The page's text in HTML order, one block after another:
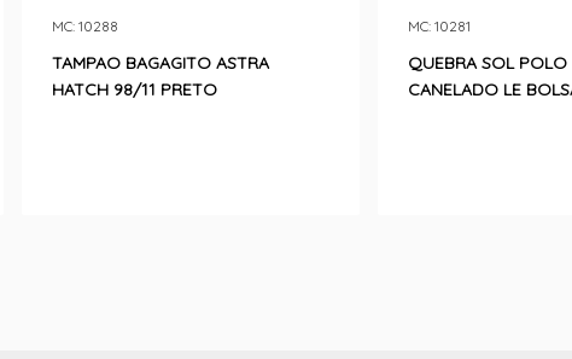
TAMPAO BAGAGITO ASTRA
HATCH 98/11 PRETO
MC: 10288
QUEBRA SOL
CANELADO LE
MC: 10281